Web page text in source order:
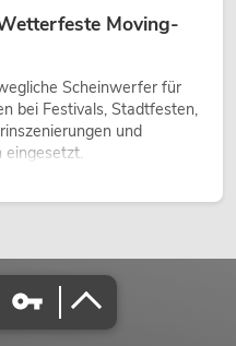
Moving-
Scheinwerfer für
bei Festivals, Stadtfesten,
und